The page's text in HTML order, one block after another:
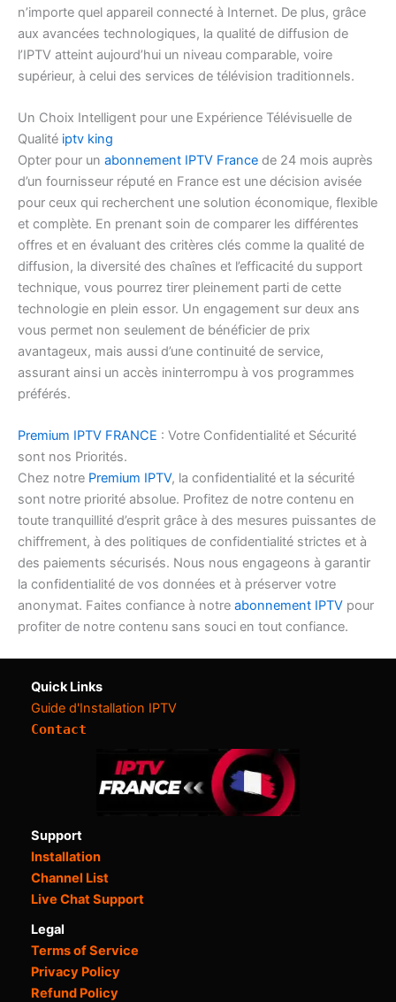
n’importe quel appareil connecté à Internet. De plus, grâce
aux avancées technologiques, la qualité de diffusion de
l’IPTV atteint aujourd’hui un niveau comparable, voire
supérieur, à celui des services de télévision traditionnels.
Un Choix Intelligent pour une Expérience Télévisuelle de
Qualité iptv king
Opter pour un abonnement IPTV France de 24 mois auprès
d’un fournisseur réputé en France est une décision avisée
pour ceux qui recherchent une solution économique, flexible
et complète. En prenant soin de comparer les différentes
offres et en évaluant des critères clés comme la qualité de
diffusion, la diversité des chaînes et l’efficacité du support
technique, vous pourrez tirer pleinement parti de cette
technologie en plein essor. Un engagement sur deux ans
vous permet non seulement de bénéficier de prix
avantageux, mais aussi d’une continuité de service,
assurant ainsi un accès ininterrompu à vos programmes
préférés.
Premium IPTV FRANCE : Votre Confidentialité et Sécurité
sont nos Priorités.
Chez notre Premium IPTV, la confidentialité et la sécurité
sont notre priorité absolue. Profitez de notre contenu en
toute tranquillité d’esprit grâce à des mesures puissantes de
chiffrement, à des politiques de confidentialité strictes et à
des paiements sécurisés. Nous nous engageons à garantir
la confidentialité de vos données et à préserver votre
anonymat. Faites confiance à notre abonnement IPTV pour
profiter de notre contenu sans souci en tout confiance.
Quick Links
Guide d'Installation IPTV
Contact
Support
Installation
Channel List
Live Chat Support
Legal
Terms of Service
Privacy Policy
Refund Policy